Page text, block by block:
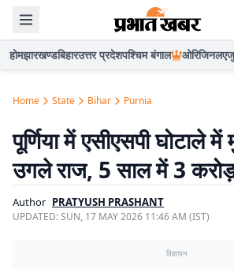
होमझारखण्डबिहारउत्तर प्रदेशपश्चिम बंगाल ओरिजिनल
Home State Bihar Purnia
पूर्णिया में एसीएसपी घोटाले
उगले राज, 5 साल में 3 करोड़
Author PRATYUSH PRASHANT
UPDATED:SUN, 17 MAY 2026 11:46 AM (IST)
विज्ञापन